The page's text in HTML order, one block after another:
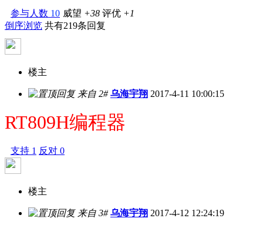
参与人数 10 威望 +38 评优 +1
倒序浏览 共有219条回复
楼主
来自 2# 乌海宇翔 2017-4-11 10:00:15
RT809H编程器
支持 1 反对 0
楼主
来自 3# 乌海宇翔 2017-4-12 12:24:19